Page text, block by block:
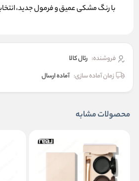
با رنگ مشکی عمیق و فرمول جدید،
فروشنده: رئال كالا
زمان آماده سازی: آماده ارسال
محصولات مشابه